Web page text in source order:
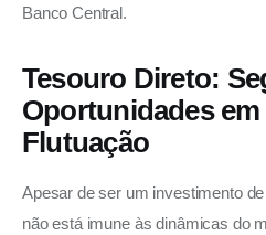
Banco Central.
Tesouro Direto:
Oportunidades em
Flutuação
Apesar de ser um investimento
não está imune às dinâmicas do